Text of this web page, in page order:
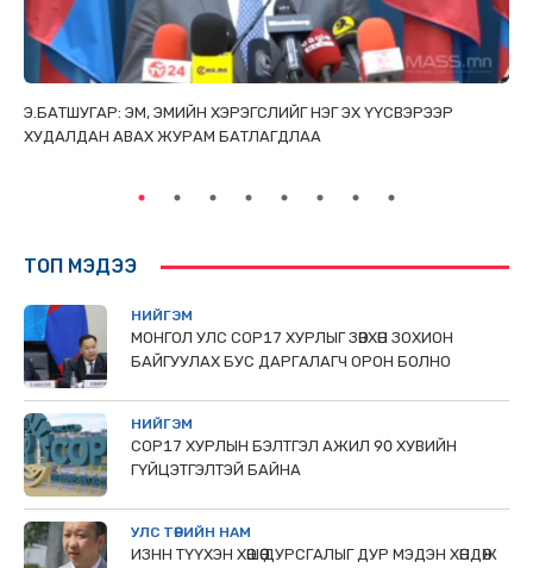
Э.БАТШУГАР: ЭМ, ЭМИЙН ХЭРЭГСЛИЙГ НЭГ ЭХ ҮҮСВЭРЭЭР
ХУДАЛДАН АВАХ ЖУРАМ БАТЛАГДЛАА
ТОП МЭДЭЭ
НИЙГЭМ
МОНГОЛ УЛС СОР17 ХУРЛЫГ ЗӨВХӨН ЗОХИОН
БАЙГУУЛАХ БУС ДАРГАЛАГЧ ОРОН БОЛНО
НИЙГЭМ
COP17 ХУРЛЫН БЭЛТГЭЛ АЖИЛ 90 ХУВИЙН
ГҮЙЦЭТГЭЛТЭЙ БАЙНА
УЛС ТӨРИЙН НАМ
ИЗНН ТҮҮХЭН ХӨШӨӨ ДУРСГАЛЫГ ДУР МЭДЭН ХӨНДӨЖ